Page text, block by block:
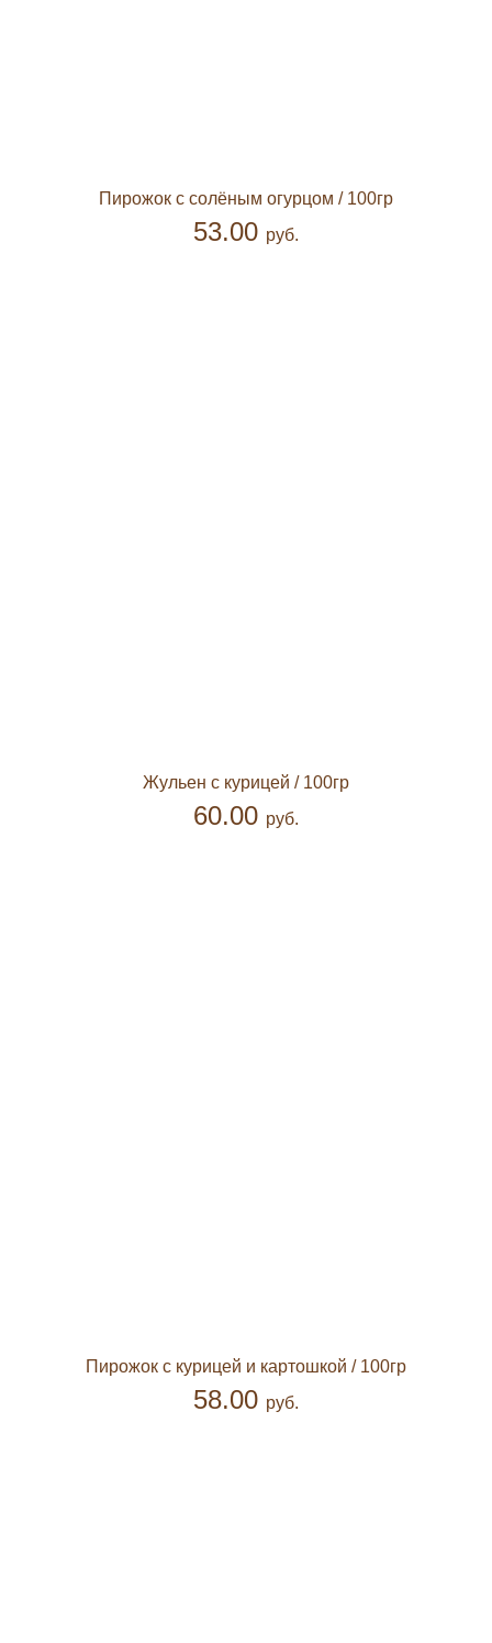
Пирожок с солёным огурцом / 100гр
53.00 руб.
Жульен с курицей / 100гр
60.00 руб.
Пирожок с курицей и картошкой / 100гр
58.00 руб.